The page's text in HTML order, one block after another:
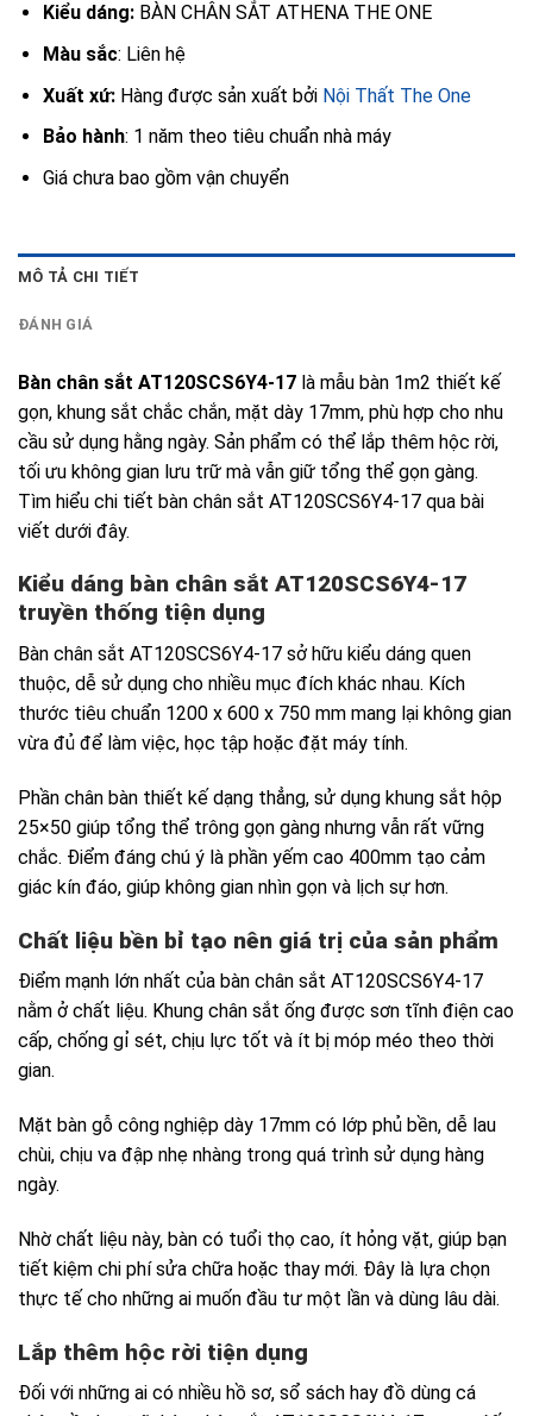
Kiểu dáng: BÀN CHÂN SẮT ATHENA THE ONE
Màu sắc: Liên hệ
Xuất xứ:Hàng được sản xuất bởi Nội Thất The One
Bảo hành: 1 năm theo tiêu chuẩn nhà máy
Giá chưa bao gồm vận chuyển
MÔ TẢ CHI TIẾT
ĐÁNH GIÁ